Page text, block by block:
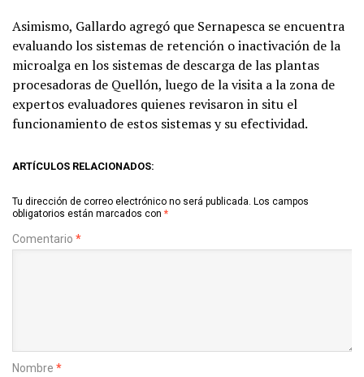
Asimismo, Gallardo agregó que Sernapesca se encuentra
evaluando los sistemas de retención o inactivación de la
microalga en los sistemas de descarga de las plantas
procesadoras de Quellón, luego de la visita a la zona de
expertos evaluadores quienes revisaron in situ el
funcionamiento de estos sistemas y su efectividad.
ARTÍCULOS RELACIONADOS:
Tu dirección de correo electrónico no será publicada. Los campos
obligatorios están marcados con *
Comentario *
Nombre *